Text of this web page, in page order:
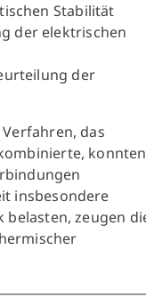
Stabilität
der elektrischen
der
das
konnten
insbesondere
zeugen